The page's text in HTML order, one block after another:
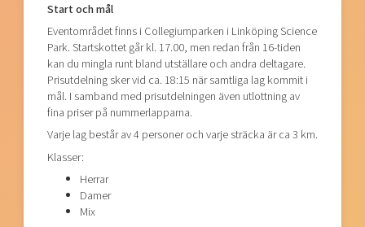
Start och mål
Eventområdet finns i Collegiumparken i Linköping Science
Park. Startskottet går kl. 17.00, men redan från 16-tiden
kan du mingla runt bland utställare och andra deltagare.
Prisutdelning sker vid ca. 18:15 när samtliga lag kommit i
mål. I samband med prisutdelningen även utlottning av
fina priser på nummerlapparna.
Varje lag består av 4 personer och varje sträcka är ca 3 km.
Klasser:
Herrar
Damer
Mix